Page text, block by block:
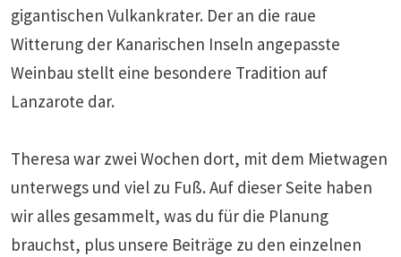
gigantischen Vulkankrater. Der an die raue
Witterung der Kanarischen Inseln angepasste
Weinbau stellt eine besondere Tradition auf
Lanzarote dar.
Theresa war zwei Wochen dort, mit dem Mietwagen
unterwegs und viel zu Fuß. Auf dieser Seite haben
wir alles gesammelt, was du für die Planung
brauchst, plus unsere Beiträge zu den einzelnen